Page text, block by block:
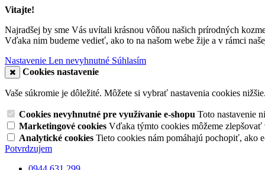
Vitajte!
Najradšej by sme Vás uvítali krásnou vôňou našich prírodných
Vďaka nim budeme vedieť, ako to na našom webe žije a v rámci
Nastavenie Len nevyhnutné Súhlasím
Cookies nastavenie
Vaše súkromie je dôležité. Môžete si vybrať nastavenia cookies nižšie.
Cookies nevyhnutné pre využívanie e-shopu Toto nastavenie
Marketingové cookies Vďaka týmto cookies môžeme
Analytické cookies Tieto cookies nám pomáhajú pochopiť, ako
Potvrdzujem